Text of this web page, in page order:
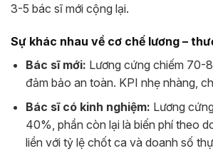
3-5 bác sĩ mới cộng lại.
Sự khác nhau về cơ chế lương –
Bác sĩ mới: Lương cứng chiếm 70-
đảm bảo an toàn. KPI nhẹ nhàng,
Bác sĩ có kinh nghiệm: Lương
40%, phần còn lại là biến phí theo
liền với tỷ lệ chốt ca và doanh số